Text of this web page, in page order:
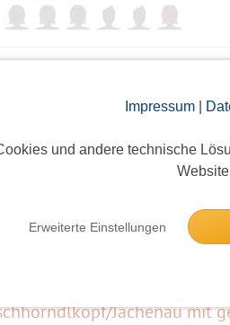
Impressum|
und andere technische
Erweiterte Einstellungen
Alm - Marienbergjoch
2 Anmeldungen